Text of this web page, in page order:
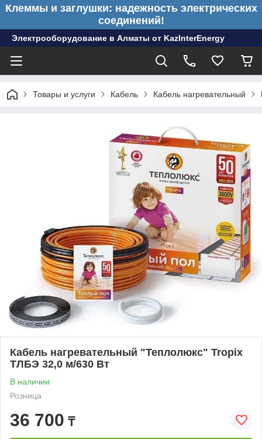
Клеммы и заглушки: надежность электрических
соединений!
Электрооборудование в Алматы от KazInterEnergy
Товары и услуги Кабель Кабель нагревательный
Кабель нагревательный "Теплолюкс" Tropix
ТЛБЭ 32,0 м/630 Вт
В наличии
Розница
36 700 ₸